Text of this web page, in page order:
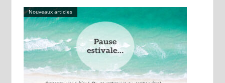
Nouveaux articles